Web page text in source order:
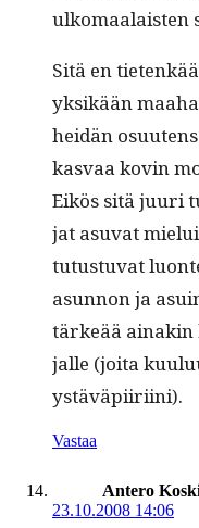
ulko­maalais­ten
Sitä en
yksikään
hei­dän
kas­vaa kovin
Eikös sitä juuri
jat asu­vat
tutus­tu­vat
asun­non ja
tärkeää
jalle (joi­ta
ystäväpiiriini).
Vastaa
Antero
23.10.2008 14:06